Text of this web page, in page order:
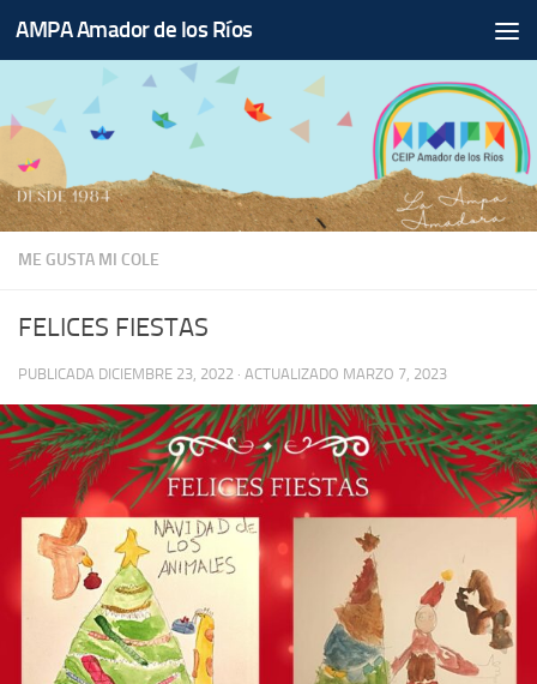
Saltar al contenido
AMPA Amador de los Ríos
ME GUSTA MI COLE
FELICES FIESTAS
PUBLICADA DICIEMBRE 23, 2022 · ACTUALIZADO MARZO 7, 2023